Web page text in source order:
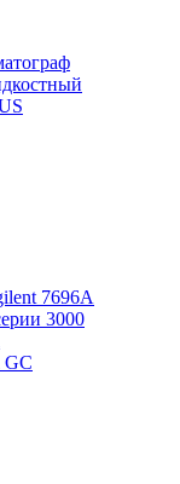
7696А
3000
GC